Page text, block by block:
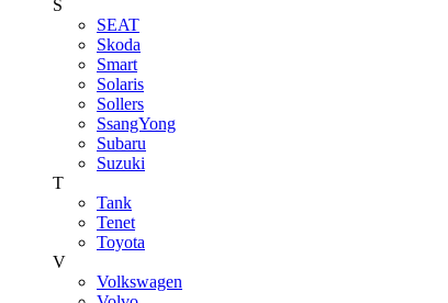
S
SEAT
Skoda
Smart
Solaris
Sollers
SsangYong
Subaru
Suzuki
T
Tank
Tenet
Toyota
V
Volkswagen